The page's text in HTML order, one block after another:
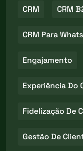
CRM CRM
CRM Para
Engajamento
Experiência Do
Fidelização De
Gestão De